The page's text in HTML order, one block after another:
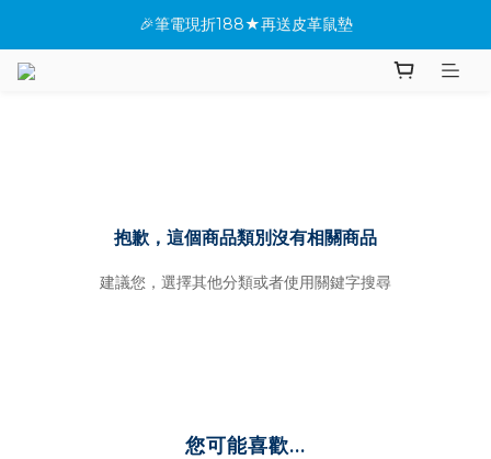
★全館指定桌機現折288
🎉筆電現折188★再送皮革鼠墊
抱歉，這個商品類別沒有相關商品
建議您，選擇其他分類或者使用關鍵字搜尋
您可能喜歡...